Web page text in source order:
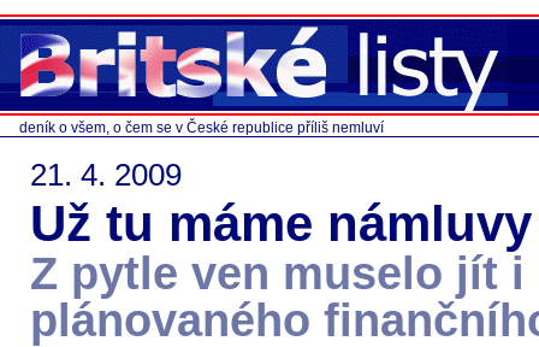
deník o všem, o čem se v České republice příliš nemluví
21. 4. 2009
Už tu máme
Z pytle ven muselo jít
plánovaného